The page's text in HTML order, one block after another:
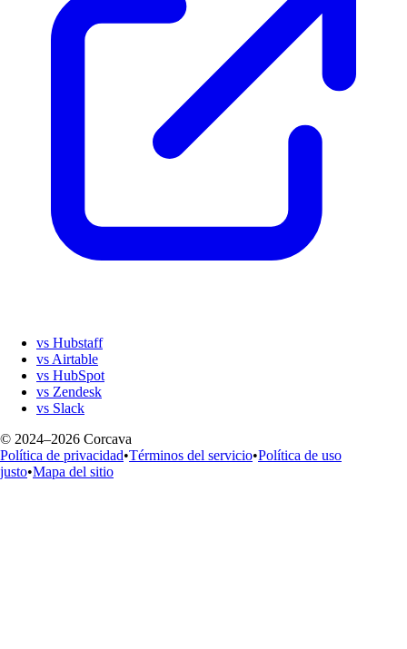
vs Hubstaff
vs Airtable
vs HubSpot
vs Zendesk
vs Slack
© 2024–2026 Corcava
Política de privacidad•Términos del servicio•Política de uso
justo•Mapa del sitio